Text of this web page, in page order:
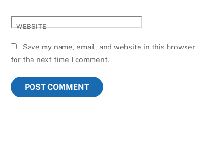
WEBSITE
Save my name, email, and website in this browser
for the next time I comment.